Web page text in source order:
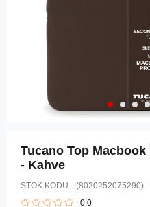
Tucano Top Macbook
- Kahve
STOK KODU (8020252075290)
0.0